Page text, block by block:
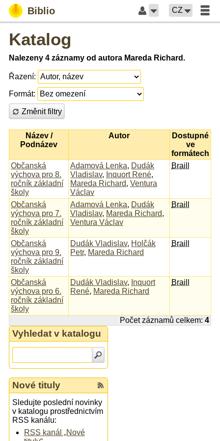
Biblio CZ
Katalog
Nalezeny 4 záznamy od autora Mareda Richard.
Řazení:
Formát:
Změnit filtry
Název /
Podnázev
Autor
Dostupné
ve
formátech
Občanská
výchova pro 8.
ročník základní
školy
Adamová Lenka, Dudák
Vladislav, Inquort René,
Mareda Richard, Ventura
Václav
Braill
Občanská
výchova pro 7.
ročník základní
školy
Adamová Lenka, Dudák
Vladislav, Mareda Richard,
Ventura Václav
Braill
Občanská
výchova pro 9.
ročník základní
školy
Dudák Vladislav, Holčák
Petr, Mareda Richard
Braill
Občanská
výchova pro 6.
ročník základní
školy
Dudák Vladislav, Inquort
René, Mareda Richard
Braill
Počet záznamů celkem: 4
Vyhledat v katalogu
Nové tituly
Sledujte poslední novinky
v katalogu prostřednictvím
RSS kanálu:
RSS kanál „Nové